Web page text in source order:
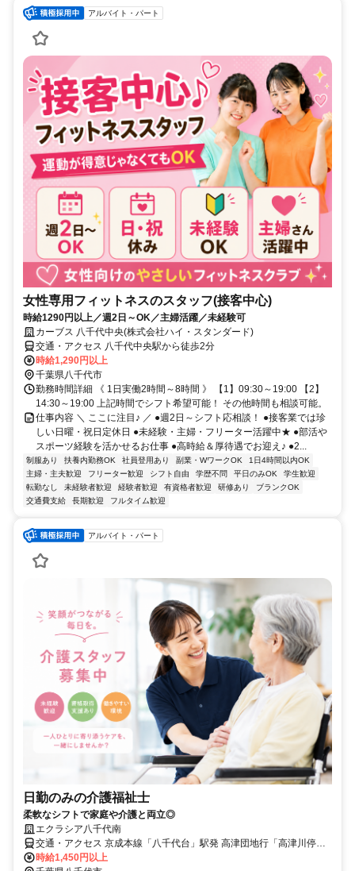
アルバイト・パート
女性専用フィットネスのスタッフ(接客中心)
時給1290円以上／週2日～OK／主婦活躍／未経験可
カーブス 八千代中央(株式会社ハイ・スタンダード)
交通・アクセス 八千代中央駅から徒歩2分
時給1,290円以上
千葉県八千代市
勤務時間詳細 《 1日実働2時間～8時間 》 【1】09:30～19:00 【2】
14:30～19:00 上記時間でシフト希望可能！ その他時間も相談可能。
仕事内容 ＼ ここに注目♪ ／ ●週2日～シフト応相談！ ●接客業では珍
しい日曜・祝日定休日 ●未経験・主婦・フリーター活躍中★ ●部活や
スポーツ経験を活かせるお仕事 ●高時給＆厚待遇でお迎え♪ ●2...
制服あり 扶養内勤務OK 社員登用あり 副業・WワークOK
1日4時間以内OK
主婦・主夫歓迎
フリーター歓迎 シフト自由 学歴不問 平日のみOK
学生歓迎
転勤なし
未経験者歓迎 経験者歓迎 有資格者歓迎 研修あり
ブランクOK
交通費支給
長期歓迎 フルタイム歓迎
アルバイト・パート
日勤のみの介護福祉士
柔軟なシフトで家庭や介護と両立◎
エクラシア八千代南
交通・アクセス 京成本線「八千代台」駅発 高津団地行「高津川停留
所」降車後4分 / 京成本線 八千代台駅より徒歩30分
時給1,450円以上